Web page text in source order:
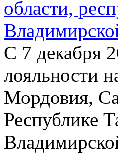
области,
С 7 декабря
лояльности
Мордовия,
Республике